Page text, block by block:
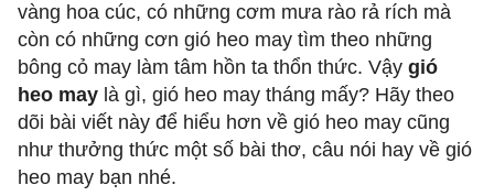
vàng hoa cúc, có những cơm mưa rào rả rích mà
còn có những cơn gió heo may tìm theo những
bông cỏ may làm tâm hồn ta thổn thức. Vậy gió
heo may là gì, gió heo may tháng mấy? Hãy theo
dõi bài viết này để hiểu hơn về gió heo may cũng
như thưởng thức một số bài thơ, câu nói hay về gió
heo may bạn nhé.